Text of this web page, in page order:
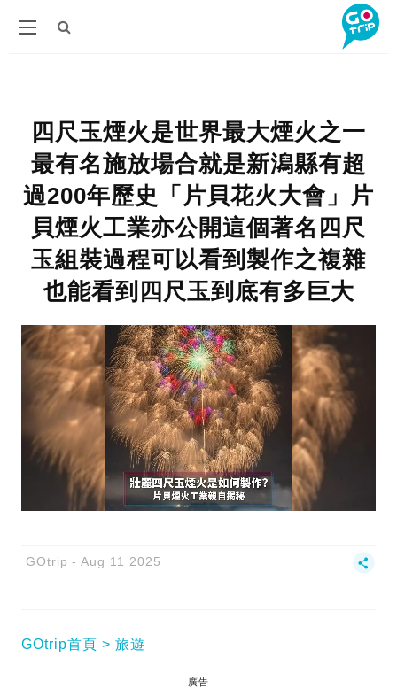
四尺玉煙火是世界最大煙火之一
最有名施放場合就是新潟縣有超
過200年歷史「片貝花火大會」片
貝煙火工業亦公開這個著名四尺
玉組裝過程可以看到製作之複雜
也能看到四尺玉到底有多巨大
GOtrip Aug 11 2025
GOtrip首頁 旅遊
廣告